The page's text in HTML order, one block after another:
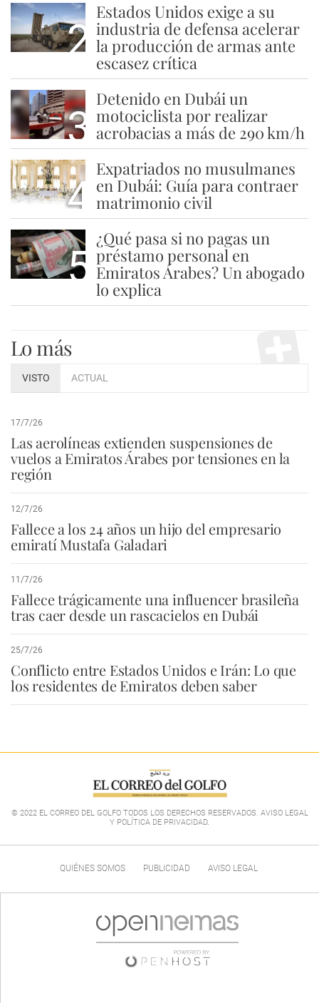
2
Estados Unidos exige a su
industria de defensa acelerar
la producción de armas ante
escasez crítica
3
Detenido en Dubái un
motociclista por realizar
acrobacias a más de 290 km/h
4
Expatriados no musulmanes
en Dubái: Guía para contraer
matrimonio civil
5
¿Qué pasa si no pagas un
préstamo personal en
Emiratos Árabes? Un abogado
lo explica
Lo más
VISTO ACTUAL
17/7/26
Las aerolíneas extienden suspensiones de
vuelos a Emiratos Árabes por tensiones en la
región
12/7/26
Fallece a los 24 años un hijo del empresario
emiratí Mustafa Galadari
11/7/26
Fallece trágicamente una influencer brasileña
tras caer desde un rascacielos en Dubái
25/7/26
Conflicto entre Estados Unidos e Irán: Lo que
los residentes de Emiratos deben saber
© 2022 EL CORREO DEL GOLFO TODOS LOS DERECHOS RESERVADOS. AVISO LEGAL
Y POLÍTICA DE PRIVACIDAD.
QUIÉNES SOMOS PUBLICIDAD AVISO LEGAL